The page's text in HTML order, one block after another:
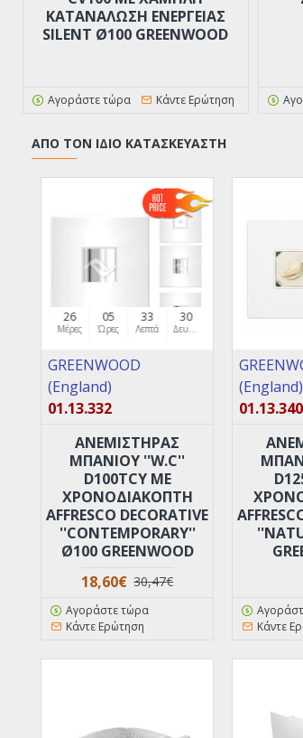
ΚΑΤΑΝΆΛΩΣΗ ΕΝΈΡΓΕΙΑΣ
SILENT Ø100 GREENWOOD
Αγοράστε τώρα Κάντε Ερώτηση
ΑΠΌ ΤΟΝ ΊΔΙΟ ΚΑΤΑΣΚΕΥΑΣΤΉ
26
Μέρες
05
Ώρες
33
Λεπτά
29
Δευτερόλεπτα
GREENWOOD
(England)
01.13.332
ANEMIΣΤΗΡΑΣ
ΜΠΑΝΙΟΥ ''W.C''
D100TCY ΜΕ
XPOΝΟΔΙΑΚΟΠΤΗ
AFFRESCO DECORATIVE
''CONTEMPORARY''
Ø100 GREENWOOD
18,60€ 30,47€
Αγοράστε τώρα
Κάντε Ερώτηση
(England)
01.13.340
Κάντε